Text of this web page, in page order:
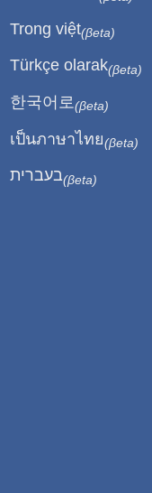
Trong việt(βeta)
Türkçe olarak(βeta)
한국어로 (βeta)
เป็นภาษาไทย(βeta)
בעברית(βeta)